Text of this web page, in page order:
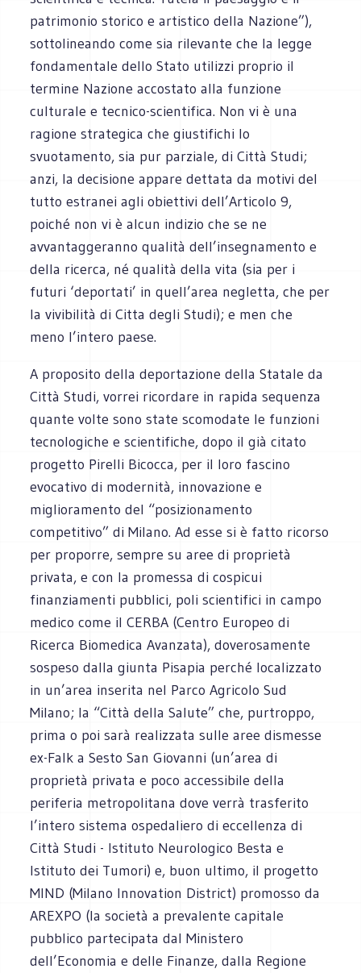
patrimonio storico e artistico della Nazione”),
sottolineando come sia rilevante che la legge
fondamentale dello Stato utilizzi proprio il
termine Nazione accostato alla funzione
culturale e tecnico-scientifica. Non vi è una
ragione strategica che giustifichi lo
svuotamento, sia pur parziale, di Città Studi;
anzi, la decisione appare dettata da motivi del
tutto estranei agli obiettivi dell’Articolo 9,
poiché non vi è alcun indizio che se ne
avvantaggeranno qualità dell’insegnamento e
della ricerca, né qualità della vita (sia per i
futuri ‘deportati’ in quell’area negletta, che per
la vivibilità di Citta degli Studi); e men che
meno l’intero paese.
A proposito della deportazione della Statale da
Città Studi, vorrei ricordare in rapida sequenza
quante volte sono state scomodate le funzioni
tecnologiche e scientifiche, dopo il già citato
progetto Pirelli Bicocca, per il loro fascino
evocativo di modernità, innovazione e
miglioramento del “posizionamento
competitivo” di Milano. Ad esse si è fatto ricorso
per proporre, sempre su aree di proprietà
privata, e con la promessa di cospicui
finanziamenti pubblici, poli scientifici in campo
medico come il CERBA (Centro Europeo di
Ricerca Biomedica Avanzata), doverosamente
sospeso dalla giunta Pisapia perché localizzato
in un’area inserita nel Parco Agricolo Sud
Milano; la “Città della Salute” che, purtroppo,
prima o poi sarà realizzata sulle aree dismesse
ex-Falk a Sesto San Giovanni (un’area di
proprietà privata e poco accessibile della
periferia metropolitana dove verrà trasferito
l’intero sistema ospedaliero di eccellenza di
Città Studi - Istituto Neurologico Besta e
Istituto dei Tumori) e, buon ultimo, il progetto
MIND (Milano Innovation District) promosso da
AREXPO (la società a prevalente capitale
pubblico partecipata dal Ministero
dell’Economia e delle Finanze, dalla Regione